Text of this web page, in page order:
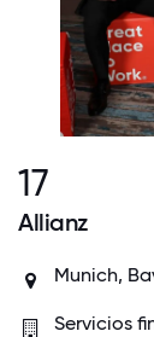
17
Allianz
Munich,
Servicios